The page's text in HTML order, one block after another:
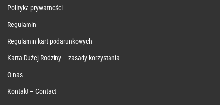
Polityka prywatności
Regulamin
Regulamin kart podarunkowych
Karta Dużej Rodziny – zasady korzystania
O nas
Kontakt – Contact